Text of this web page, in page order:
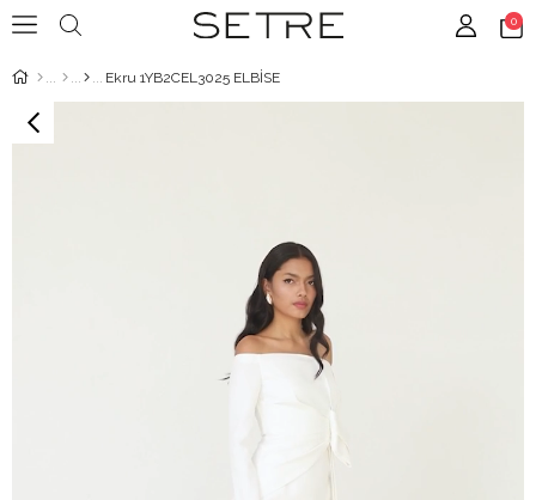
0
Ekru 1YB2CEL3025 ELBİSE